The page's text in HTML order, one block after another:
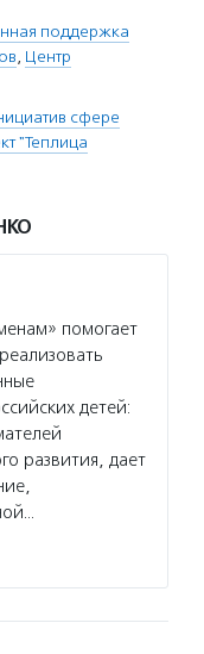
поддержка
, Центр
сфере
"Теплица
помогает
детей:
развития, дает